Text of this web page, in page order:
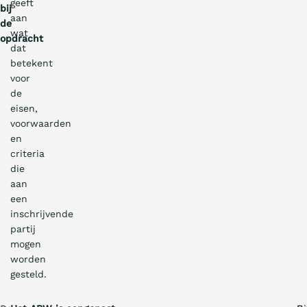
bij
de
opdracht
geeft
aan
wat
dat
betekent
voor
de
eisen,
voorwaarden
en
criteria
die
aan
een
inschrijvende
partij
mogen
worden
gesteld.